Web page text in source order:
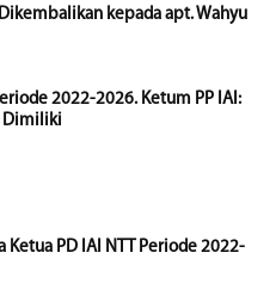
kepada apt. Wahyu
2022-2026. Ketum PP IAI:
Dimiliki
Ketua PD IAI NTT Periode 2022-